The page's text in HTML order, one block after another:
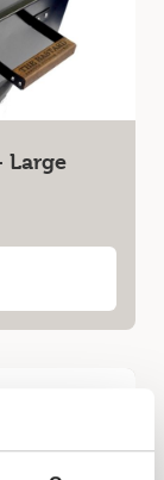
Large